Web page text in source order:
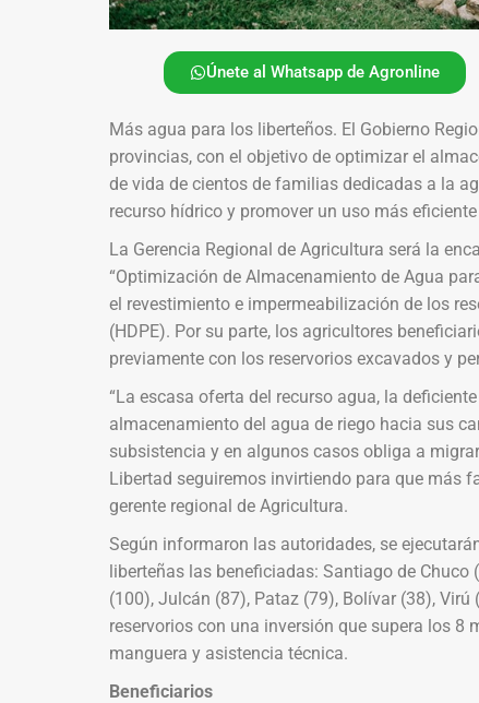
Únete al Whatsapp de Agronline
Más agua para los liberteños. El Gobierno
provincias, con el objetivo de optimizar el
de vida de cientos de familias dedicadas a la
recurso hídrico y promover un uso más
La Gerencia Regional de Agricultura será la
“Optimización de Almacenamiento de Agua
el revestimiento e impermeabilización de los
(HDPE). Por su parte, los agricultores
previamente con los reservorios excavados y
“La escasa oferta del recurso agua, la
almacenamiento del agua de riego hacia sus
subsistencia y en algunos casos obliga a
Libertad seguiremos invirtiendo para que más
gerente regional de Agricultura.
Según informaron las autoridades, se
liberteñas las beneficiadas: Santiago de Chuco
(100), Julcán (87), Pataz (79), Bolívar (38),
reservorios con una inversión que supera los 8
manguera y asistencia técnica.
Beneficiarios